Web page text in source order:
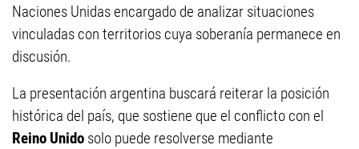
Naciones Unidas encargado de analizar situaciones
vinculadas con territorios cuya soberanía permanece en
discusión.
La presentación argentina buscará reiterar la posición
histórica del país, que sostiene que el conflicto con el
Reino Unido solo puede resolverse mediante